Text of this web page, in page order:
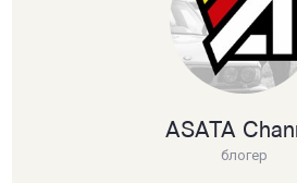
ASATA
блогер